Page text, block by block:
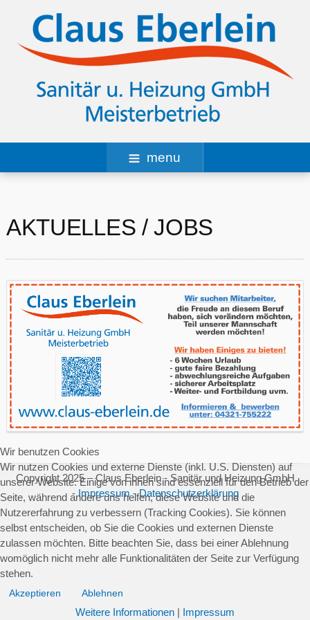
menu
AKTUELLES / JOBS
Copyright 2025 – Claus Eberlein - Sanitär und Heizung GmbH
-Impressum-Datenschutzerklärung
Wir benutzen Cookies
Wir nutzen Cookies und externe Dienste (inkl. U.S. Diensten) auf
unserer Website. Einige von ihnen sind essenziell für den Betrieb der
Seite, während andere uns helfen, diese Website und die
Nutzererfahrung zu verbessern (Tracking Cookies). Sie können
selbst entscheiden, ob Sie die Cookies und externen Dienste
zulassen möchten. Bitte beachten Sie, dass bei einer Ablehnung
womöglich nicht mehr alle Funktionalitäten der Seite zur Verfügung
stehen.
Akzeptieren Ablehnen
Weitere Informationen | Impressum